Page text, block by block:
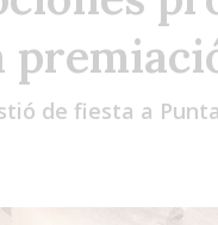
de fiesta a